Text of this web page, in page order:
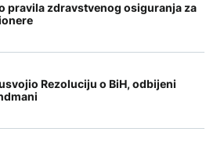
pravila zdravstvenog osiguranja za
Rezoluciju o BiH, odbijeni